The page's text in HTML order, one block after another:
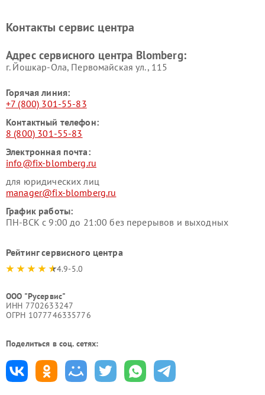
Контакты сервис центра
Адрес сервисного центра Blomberg:
г. Йошкар-Ола, Первомайская ул., 115
Горячая линия:
+7 (800) 301-55-83
Контактный телефон:
8 (800) 301-55-83
Электронная почта:
info@fix-blomberg.ru
для юридических лиц
manager@fix-blomberg.ru
График работы:
ПН-ВСК с 9:00 до 21:00 без перерывов и выходных
Рейтинг сервисного центра
4.9-5.0
ООО "Русервис"
ИНН 7702633247
ОГРН 1077746335776
Поделиться в соц. сетях: